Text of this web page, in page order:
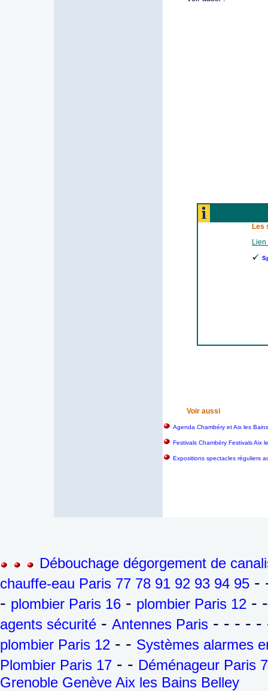
Les
Lien
Voir aussi
Agenda Chambéry et Aix les
Festivals Chambéry Festivals Aix
Expositions spectacles réguliers
Débouchage dégorgement de
chauffe-eau Paris 77 78 91 92 93 94 95 -
- plombier Paris 16 - plombier Paris 12 -
agents sécurité - Antennes Paris - - - -
plombier Paris 12 - - Systèmes alarmes
Plombier Paris 17 - - Déménageur Paris
Grenoble Genève Aix les Bains Belley